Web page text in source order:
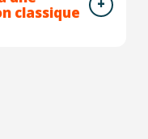
classique